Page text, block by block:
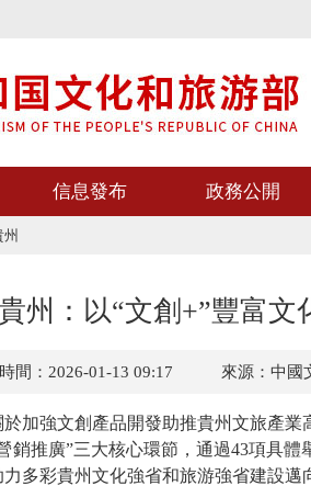
信息發布 政務公開
州
州：以“文創+”豐富文
間：2026-01-13 09:17 來源：中國
強文創產品開發助推貴州文旅產業
銷推廣”三大核心環節，通過43項具
多彩貴州文化強省和旅游強省建設邁